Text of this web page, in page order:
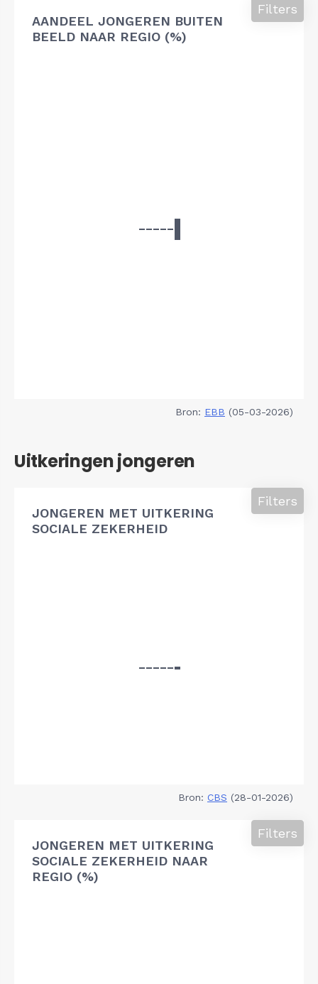
AANDEEL JONGEREN BUITEN
BEELD NAAR REGIO (%)
Filters
Bron: EBB (05-03-2026)
Uitkeringen jongeren
JONGEREN MET UITKERING
SOCIALE ZEKERHEID
Filters
Bron: CBS (28-01-2026)
JONGEREN MET UITKERING
SOCIALE ZEKERHEID NAAR
REGIO (%)
Filters